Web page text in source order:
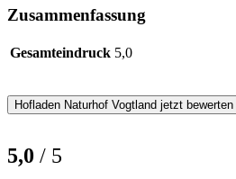
Zusammenfassung
Gesamteindruck 5,0
Hofladen Naturhof Vogtland jetzt bewerten
5,0 / 5